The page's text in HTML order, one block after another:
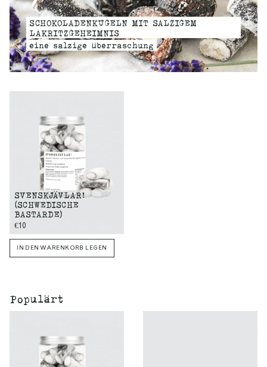
SCHOKOLADENKUGELN MIT SALZIGEM
LAKRITZGEHEIMNIS
eine salzige überraschung
SVENSKJÄVLAR!
(SCHWEDISCHE
BASTARDE)
€10
IN DEN WARENKORB LEGEN
Populärt